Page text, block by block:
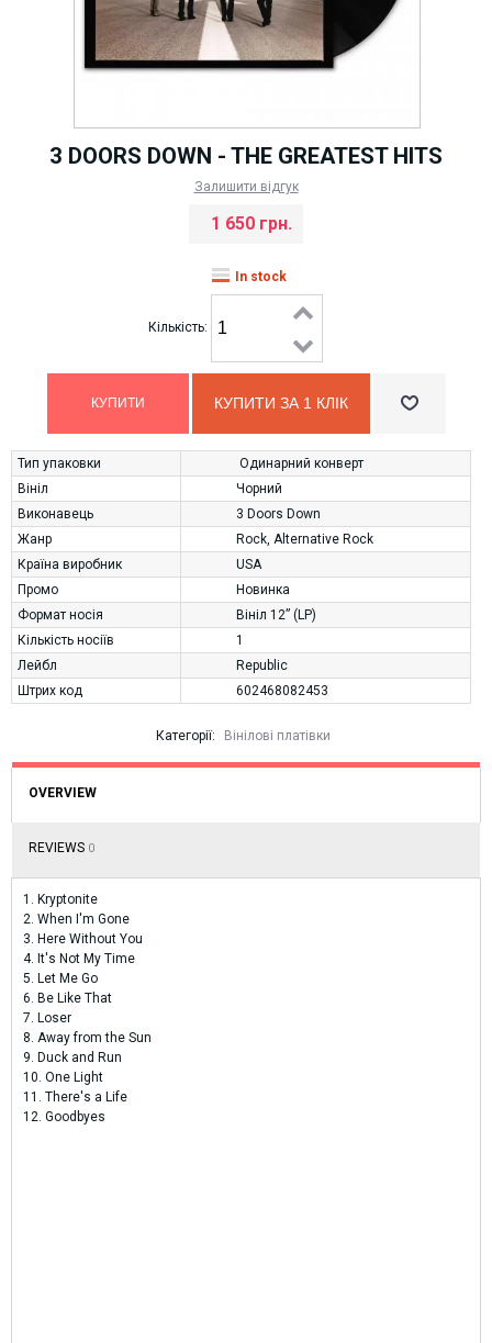
3 DOORS DOWN - THE GREATEST HITS
Залишити відгук
1 650 грн.
In stock
Кількість:
КУПИТИ ЗА 1 КЛIК
Тип упаковки
Одинарний конверт
Вініл
Чорний
Виконавець
3 Doors Down
Жанр
Rock Alternative Rock
Країна виробник
USA
Промо
Новинка
Формат носія
Вініл 12” (LP)
Кількість носіїв
1
Лейбл
Republic
Штрих код
602468082453
Категорії: Вінілові платівки
OVERVIEW
REVIEWS 0
1. Kryptonite
2. When I'm Gone
3. Here Without You
4. It's Not My Time
5. Let Me Go
6. Be Like That
7. Loser
8. Away from the Sun
9. Duck and Run
10. One Light
11. There's a Life
12. Goodbyes